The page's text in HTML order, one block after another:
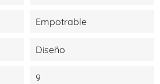
Empotrable
Diseño
9